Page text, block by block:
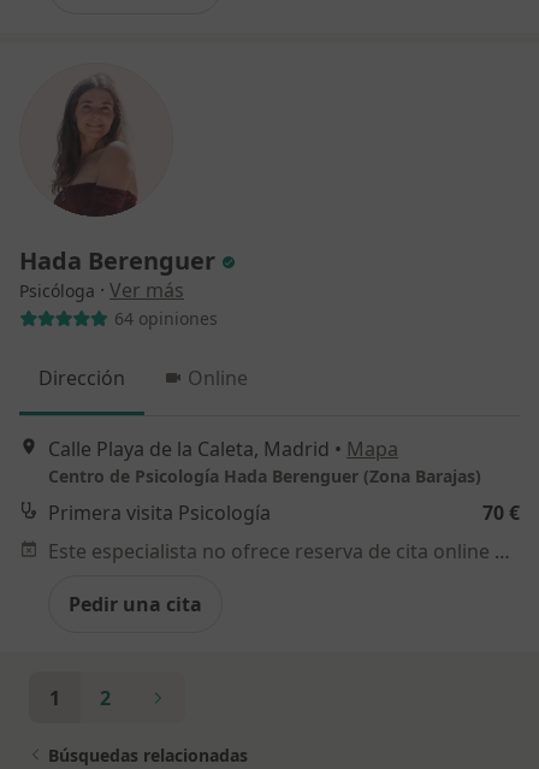
Hada Berenguer
Psicóloga · Ver más
64 opiniones
Dirección Online
Calle Playa de la Caleta, Madrid • Mapa
Centro de Psicología Hada Berenguer (Zona Barajas)
Primera visita Psicología
70 €
Este especialista no ofrece reserva de cita online en esta dirección.
Pedir una cita
1 2
Búsquedas relacionadas